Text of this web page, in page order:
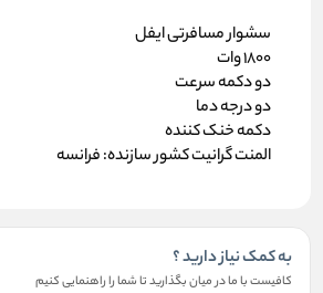
سشوار مسافرتی ایفل
1800 وات
دو دکمه سرعت
دو درجه دما
دکمه خنک کننده
المنت گرانیت کشور سازنده: فرانسه
به کمک نیاز دارید ؟
کافیست با ما در میان بگذارید تا شما را راهنمایی کنیم